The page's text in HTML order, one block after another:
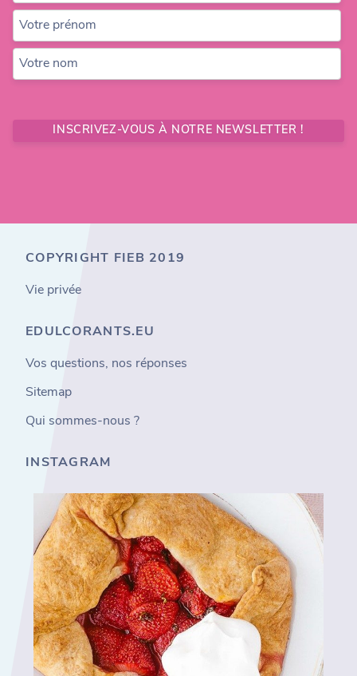
Votre prénom
Votre nom
INSCRIVEZ-VOUS À NOTRE NEWSLETTER !
COPYRIGHT FIEB 2019
Vie privée
EDULCORANTS.EU
Vos questions, nos réponses
Sitemap
Qui sommes-nous ?
INSTAGRAM